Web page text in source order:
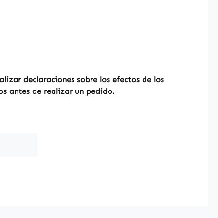
declaraciones sobre los efectos de los
antes de realizar un pedido.